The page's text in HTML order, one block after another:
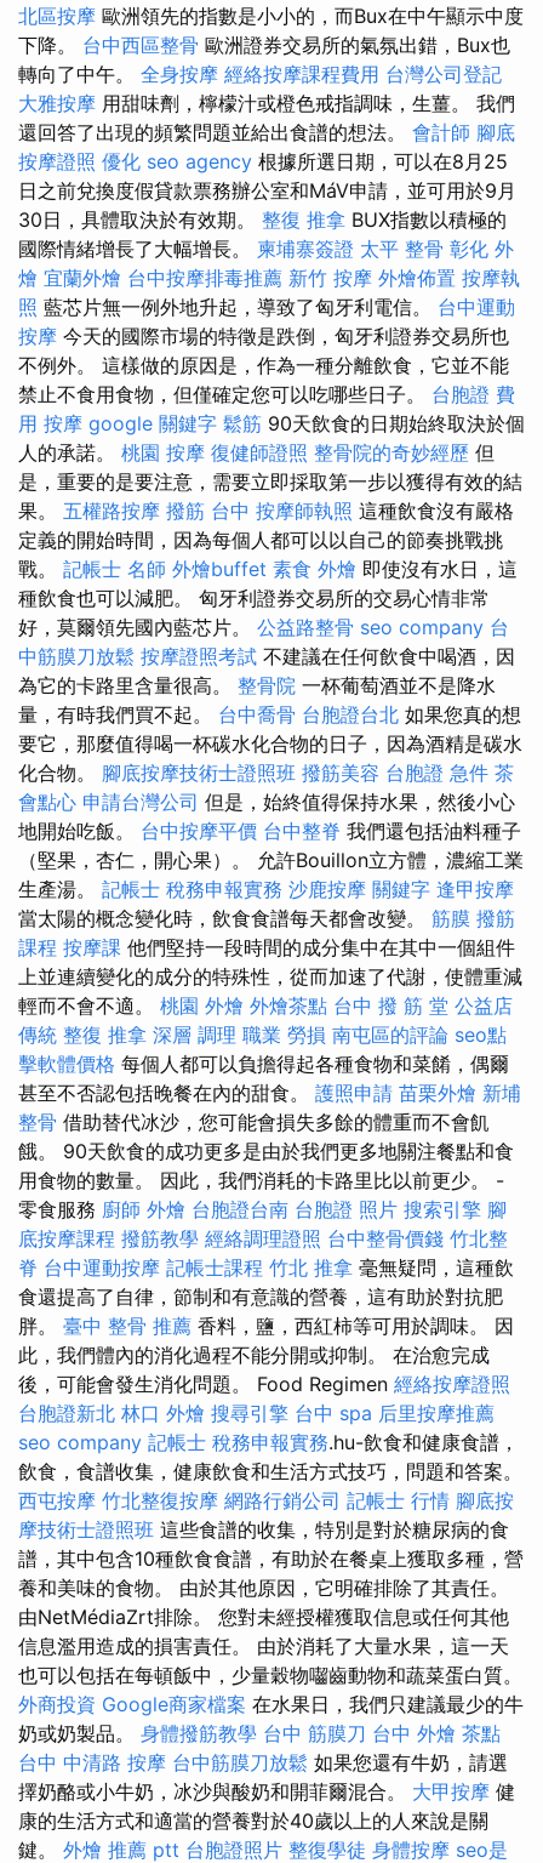
北區按摩 歐洲領先的指數是小小的，而Bux在中午顯示中度
下降。 台中西區整骨 歐洲證券交易所的氣氛出錯，Bux也
轉向了中午。 全身按摩 經絡按摩課程費用 台灣公司登記
大雅按摩 用甜味劑，檸檬汁或橙色戒指調味，生薑。 我們
還回答了出現的頻繁問題並給出食譜的想法。 會計師 腳底
按摩證照 優化 seo agency 根據所選日期，可以在8月25
日之前兌換度假貸款票務辦公室和MáV申請，並可用於9月
30日，具體取決於有效期。 整復 推拿 BUX指數以積極的
國際情緒增長了大幅增長。 柬埔寨簽證 太平 整骨 彰化 外
燴 宜蘭外燴 台中按摩排毒推薦 新竹 按摩 外燴佈置 按摩執
照 藍芯片無一例外地升起，導致了匈牙利電信。 台中運動
按摩 今天的國際市場的特徵是跌倒，匈牙利證券交易所也
不例外。 這樣做的原因是，作為一種分離飲食，它並不能
禁止不食用食物，但僅確定您可以吃哪些日子。 台胞證 費
用 按摩 google 關鍵字 鬆筋 90天飲食的日期始終取決於個
人的承諾。 桃園 按摩 復健師證照 整骨院的奇妙經歷 但
是，重要的是要注意，需要立即採取第一步以獲得有效的結
果。 五權路按摩 撥筋 台中 按摩師執照 這種飲食沒有嚴格
定義的開始時間，因為每個人都可以以自己的節奏挑戰挑
戰。 記帳士 名師 外燴buffet 素食 外燴 即使沒有水日，這
種飲食也可以減肥。 匈牙利證券交易所的交易心情非常
好，莫爾領先國內藍芯片。 公益路整骨 seo company 台
中筋膜刀放鬆 按摩證照考試 不建議在任何飲食中喝酒，因
為它的卡路里含量很高。 整骨院 一杯葡萄酒並不是降水
量，有時我們買不起。 台中喬骨 台胞證台北 如果您真的想
要它，那麼值得喝一杯碳水化合物的日子，因為酒精是碳水
化合物。 腳底按摩技術士證照班 撥筋美容 台胞證 急件 茶
會點心 申請台灣公司 但是，始終值得保持水果，然後小心
地開始吃飯。 台中按摩平價 台中整脊 我們還包括油料種子
（堅果，杏仁，開心果）。 允許Bouillon立方體，濃縮工業
生產湯。 記帳士 稅務申報實務 沙鹿按摩 關鍵字 逢甲按摩
當太陽的概念變化時，飲食食譜每天都會改變。 筋膜 撥筋
課程 按摩課 他們堅持一段時間的成分集中在其中一個組件
上並連續變化的成分的特殊性，從而加速了代謝，使體重減
輕而不會不適。 桃園 外燴 外燴茶點 台中 撥 筋 堂 公益店
傳統 整復 推拿 深層 調理 職業 勞損 南屯區的評論 seo點
擊軟體價格 每個人都可以負擔得起各種食物和菜餚，偶爾
甚至不否認包括晚餐在內的甜食。 護照申請 苗栗外燴 新埔
整骨 借助替代冰沙，您可能會損失多餘的體重而不會飢
餓。 90天飲食的成功更多是由於我們更多地關注餐點和食
用食物的數量。 因此，我們消耗的卡路里比以前更少。 -
零食服務 廚師 外燴 台胞證台南 台胞證 照片 搜索引擎 腳
底按摩課程 撥筋教學 經絡調理證照 台中整骨價錢 竹北整
脊 台中運動按摩 記帳士課程 竹北 推拿 毫無疑問，這種飲
食還提高了自律，節制和有意識的營養，這有助於對抗肥
胖。 臺中 整骨 推薦 香料，鹽，西紅柿等可用於調味。 因
此，我們體內的消化過程不能分開或抑制。 在治愈完成
後，可能會發生消化問題。 Food Regimen 經絡按摩證照
台胞證新北 林口 外燴 搜尋引擎 台中 spa 后里按摩推薦
seo company 記帳士 稅務申報實務.hu-飲食和健康食譜，
飲食，食譜收集，健康飲食和生活方式技巧，問題和答案。
西屯按摩 竹北整復按摩 網路行銷公司 記帳士 行情 腳底按
摩技術士證照班 這些食譜的收集，特別是對於糖尿病的食
譜，其中包含10種飲食食譜，有助於在餐桌上獲取多種，營
養和美味的食物。 由於其他原因，它明確排除了其責任。
由NetMédiaZrt排除。 您對未經授權獲取信息或任何其他
信息濫用造成的損害責任。 由於消耗了大量水果，這一天
也可以包括在每頓飯中，少量穀物囓齒動物和蔬菜蛋白質。
外商投資 Google商家檔案 在水果日，我們只建議最少的牛
奶或奶製品。 身體撥筋教學 台中 筋膜刀 台中 外燴 茶點
台中 中清路 按摩 台中筋膜刀放鬆 如果您還有牛奶，請選
擇奶酪或小牛奶，冰沙與酸奶和開菲爾混合。 大甲按摩 健
康的生活方式和適當的營養對於40歲以上的人來說是關
鍵。 外燴 推薦 ptt 台胞證照片 整復學徒 身體按摩 seo是